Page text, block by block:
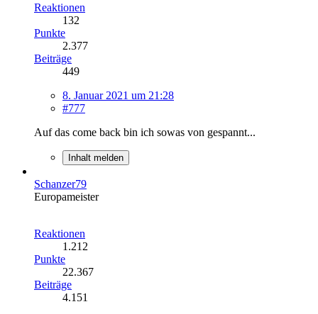
Reaktionen
132
Punkte
2.377
Beiträge
449
8. Januar 2021 um 21:28
#777
Auf das come back bin ich sowas von gespannt...
Inhalt melden
Schanzer79
Europameister
Reaktionen
1.212
Punkte
22.367
Beiträge
4.151